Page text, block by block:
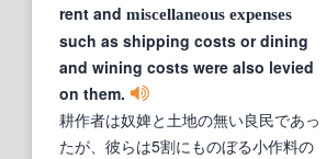
rent and miscellaneous expenses
such as shipping costs or dining
and wining costs were also levied
on them.
耕作者は奴婢と土地の無い良民であっ
たが、彼らは5割にものぼる小作料の